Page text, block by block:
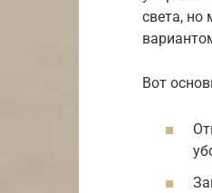
света, но
Вот